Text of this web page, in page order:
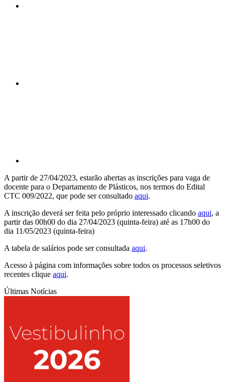
A partir de 27/04/2023, estarão abertas as inscrições para vaga de
docente para o Departamento de Plásticos, nos termos do Edital
CTC 009/2022, que pode ser consultado aqui.
A inscrição deverá ser feita pelo próprio interessado clicando aqui, a
partir das 00h00 do dia 27/04/2023 (quinta-feira) até as 17h00 do
dia 11/05/2023 (quinta-feira)
A tabela de salários pode ser consultada aqui.
Acesso à página com informações sobre todos os processos seletivos
recentes clique aqui.
Últimas Notícias